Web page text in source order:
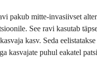
pakub mitte-invasiivset
See ravi kasutab
kasv. Seda
kasvajate puhul eakatel